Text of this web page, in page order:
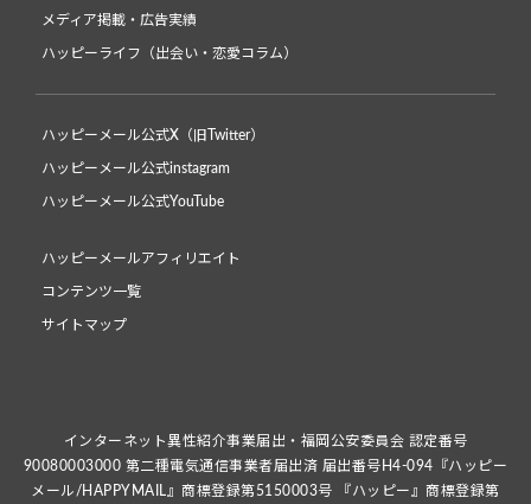
メディア掲載・広告実績
ハッピーライフ（出会い・恋愛コラム）
ハッピーメール公式X（旧Twitter）
ハッピーメール公式instagram
ハッピーメール公式YouTube
ハッピーメールアフィリエイト
コンテンツ一覧
サイトマップ
インターネット異性紹介事業届出・福岡公安委員会 認定番号
90080003000 第二種電気通信事業者届出済 届出番号H4-094『ハッピー
メール/HAPPYMAIL』商標登録第5150003号 『ハッピー』商標登録第